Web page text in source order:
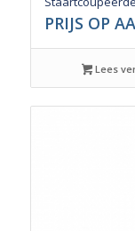
PRIJS OP
Lees